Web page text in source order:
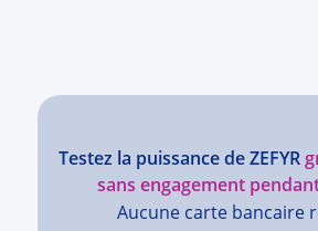
Testez la puissance de ZEFYR
sans engagement
Aucune carte bancaire